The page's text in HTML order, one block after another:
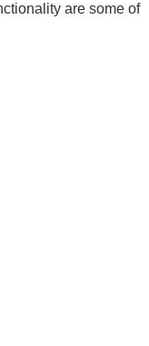
are some of